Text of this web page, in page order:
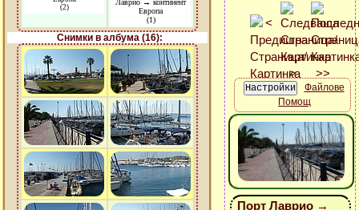
(2)
Лаврио → континент
Европа
(1)
Снимки в албума (16):
Файлове
Помощ
Порт Лаврио →